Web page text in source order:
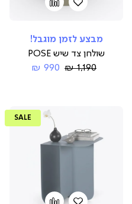
הוספהAdd
מבצע לזמן מוגבל!
שולחן צד שיש POSE
החל990 ₪
Regular1,190 ₪
SALE